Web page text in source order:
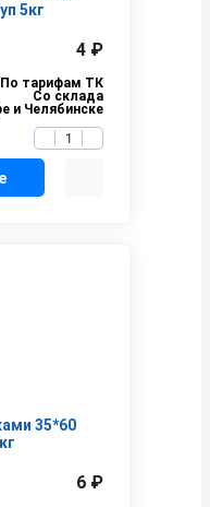
5кг
4 ₽
По тарифам ТК
Со склада
и Челябинске
35*60
6 ₽